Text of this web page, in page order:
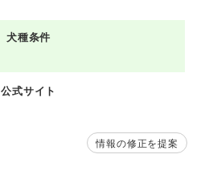
犬種条件
公式サイト
情報の修正を提案